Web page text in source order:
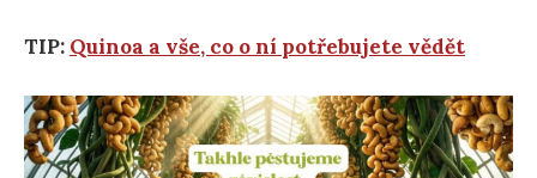
TIP: Quinoa a vše, co o ní potřebujete vědět